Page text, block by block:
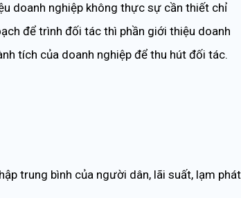
doanh nghiệp không thực sự cần thiết chỉ
để trình đối tác thì phần giới thiệu doanh
tích của doanh nghiệp để thu hút đối tác.
trung bình của người dân, lãi suất, lạm